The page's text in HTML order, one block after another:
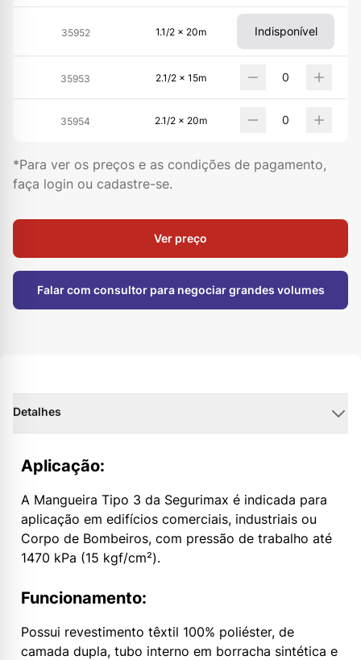
35952 1.1/2 x 20m Indisponível
35953 2.1/2 x 15m
35954 2.1/2 x 20m
*Para ver os preços e as condições de pagamento,
faça login ou cadastre-se.
Ver preço
Falar com consultor para negociar grandes volumes
Detalhes
Aplicação:
A Mangueira Tipo 3 da Segurimax é indicada para
aplicação em edifícios comerciais, industriais ou
Corpo de Bombeiros, com pressão de trabalho até
1470 kPa (15 kgf/cm²).
Funcionamento:
Possui revestimento têxtil 100% poliéster, de
camada dupla, tubo interno em borracha sintética e